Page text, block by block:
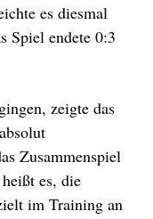
es diesmal
Spiel endete 0:3
zeigte das
Zusammenspiel
es, die
im Training an